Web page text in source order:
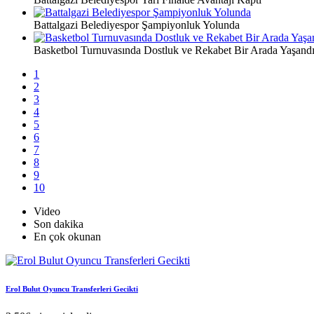
Battalgazi Belediyespor Şampiyonluk Yolunda
Basketbol Turnuvasında Dostluk ve Rekabet Bir Arada Yaşandı
1
2
3
4
5
6
7
8
9
10
Video
Son dakika
En çok okunan
Erol Bulut Oyuncu Transferleri Gecikti